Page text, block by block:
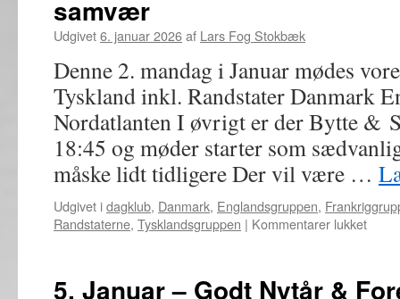
samvær
Udgivet6. januar 2026af Lars Fog Stokbæk
Denne 2. mandag i Januar mødes
Tyskland inkl. Randstater Danmark
Nordatlanten I øvrigt er der Bytte &
18:45 og møder starter som
måske lidt tidligere Der vil være …
Udgivet idagklub, Danmark, Englandsgruppen,
Randstaterne, Tysklandsgruppen | Kommentarer lukkettil
Møde
5. Januar – Godt Nytår &